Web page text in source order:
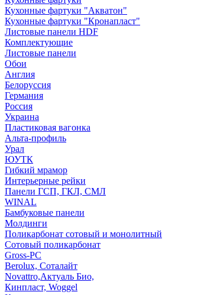
Кухонные фартуки "Акватон"
Кухонные фартуки "Кронапласт"
Листовые панели HDF
Комплектующие
Листовые панели
Обои
Англия
Белоруссия
Германия
Россия
Украина
Пластиковая вагонка
Альта-профиль
Урал
ЮУТК
Гибкий мрамор
Интерьерные рейки
Панели ГСП, ГКЛ, СМЛ
WINAL
Бамбуковые панели
Молдинги
Поликарбонат сотовый и монолитный
Сотовый поликарбонат
Gross-PC
Berolux, Соталайт
Novattro,Актуаль Био,
Кинпласт, Woggel